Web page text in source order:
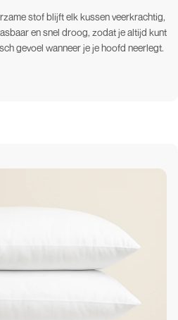
stof blijft elk kussen veerkrachtig,
en snel droog, zodat je altijd kunt
gevoel wanneer je je hoofd neerlegt.